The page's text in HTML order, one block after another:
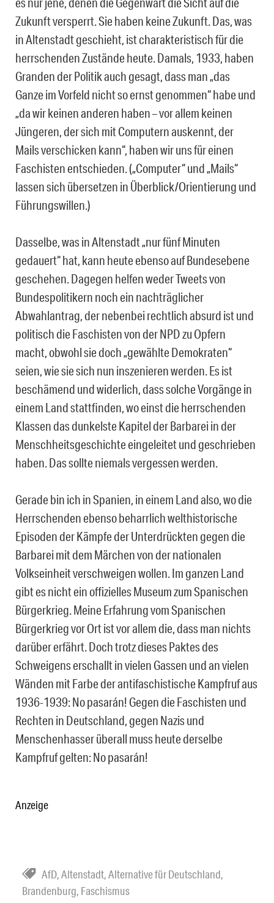
Zukunft versperrt. Sie haben keine Zukunft. Das, was
in Altenstadt geschieht, ist charakteristisch für die
herrschenden Zustände heute. Damals, 1933, haben
Granden der Politik auch gesagt, dass man „das
Ganze im Vorfeld nicht so ernst genommen“ habe und
„da wir keinen anderen haben – vor allem keinen
Jüngeren, der sich mit Computern auskennt, der
Mails verschicken kann“, haben wir uns für einen
Faschisten entschieden. („Computer“ und „Mails“
lassen sich übersetzen in Überblick/Orientierung und
Führungswillen.)
Dasselbe, was in Altenstadt „nur fünf Minuten
gedauert“ hat, kann heute ebenso auf Bundesebene
geschehen. Dagegen helfen weder Tweets von
Bundespolitikern noch ein nachträglicher
Abwahlantrag, der nebenbei rechtlich absurd ist und
politisch die Faschisten von der NPD zu Opfern
macht, obwohl sie doch „gewählte Demokraten“
seien, wie sie sich nun inszenieren werden. Es ist
beschämend und widerlich, dass solche Vorgänge in
einem Land stattfinden, wo einst die herrschenden
Klassen das dunkelste Kapitel der Barbarei in der
Menschheitsgeschichte eingeleitet und geschrieben
haben. Das sollte niemals vergessen werden.
Gerade bin ich in Spanien, in einem Land also, wo die
Herrschenden ebenso beharrlich welthistorische
Episoden der Kämpfe der Unterdrückten gegen die
Barbarei mit dem Märchen von der nationalen
Volkseinheit verschweigen wollen. Im ganzen Land
gibt es nicht ein offizielles Museum zum Spanischen
Bürgerkrieg. Meine Erfahrung vom Spanischen
Bürgerkrieg vor Ort ist vor allem die, dass man nichts
darüber erfährt. Doch trotz dieses Paktes des
Schweigens erschallt in vielen Gassen und an vielen
Wänden mit Farbe der antifaschistische Kampfruf aus
1936-1939: No pasarán! Gegen die Faschisten und
Rechten in Deutschland, gegen Nazis und
Menschenhasser überall muss heute derselbe
Kampfruf gelten: No pasarán!
Anzeige
AfD,Altenstadt,Alternative für Deutschland,
Brandenburg, Faschismus